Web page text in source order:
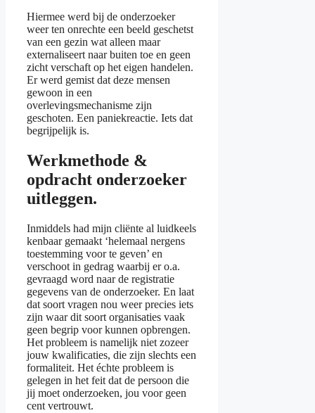
Hiermee werd bij de onderzoeker
weer ten onrechte een beeld geschetst
van een gezin wat alleen maar
externaliseert naar buiten toe en geen
zicht verschaft op het eigen handelen.
Er werd gemist dat deze mensen
gewoon in een
overlevingsmechanisme zijn
geschoten. Een paniekreactie. Iets dat
begrijpelijk is.
Werkmethode &
opdracht onderzoeker
uitleggen.
Inmiddels had mijn cliënte al luidkeels
kenbaar gemaakt ‘helemaal nergens
toestemming voor te geven’ en
verschoot in gedrag waarbij er o.a.
gevraagd word naar de registratie
gegevens van de onderzoeker. En laat
dat soort vragen nou weer precies iets
zijn waar dit soort organisaties vaak
geen begrip voor kunnen opbrengen.
Het probleem is namelijk niet zozeer
jouw kwalificaties, die zijn slechts een
formaliteit. Het échte probleem is
gelegen in het feit dat de persoon die
jij moet onderzoeken, jou voor geen
cent vertrouwt.